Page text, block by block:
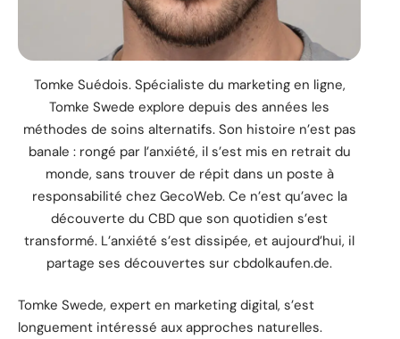
Tomke Suédois. Spécialiste du marketing en ligne,
Tomke Swede explore depuis des années les
méthodes de soins alternatifs. Son histoire n’est pas
banale : rongé par l’anxiété, il s’est mis en retrait du
monde, sans trouver de répit dans un poste à
responsabilité chez GecoWeb. Ce n’est qu’avec la
découverte du CBD que son quotidien s’est
transformé. L’anxiété s’est dissipée, et aujourd’hui, il
partage ses découvertes sur cbdolkaufen.de.
Tomke Swede, expert en marketing digital, s’est
longuement intéressé aux approches naturelles.